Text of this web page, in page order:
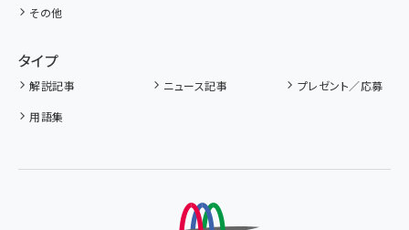
その他
タイプ
解説記事 ニュース記事
プレゼント／応募
用語集